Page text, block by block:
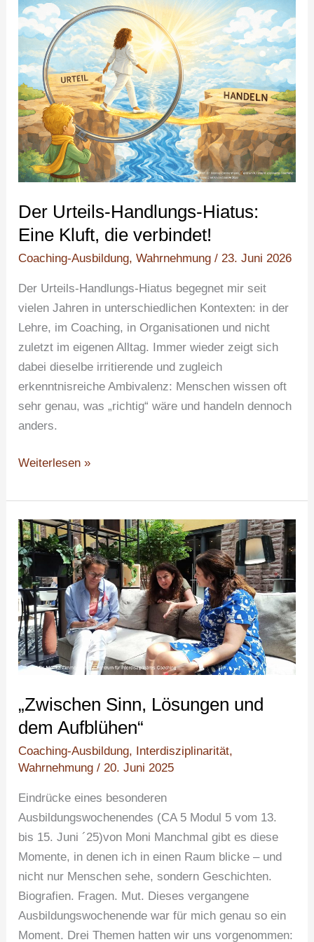
Der Urteils-Handlungs-Hiatus:
Eine Kluft, die verbindet!
Coaching-Ausbildung,Wahrnehmung / 23. Juni 2026
Der Urteils-Handlungs-Hiatus begegnet mir seit
vielen Jahren in unterschiedlichen Kontexten: in der
Lehre, im Coaching, in Organisationen und nicht
zuletzt im eigenen Alltag. Immer wieder zeigt sich
dabei dieselbe irritierende und zugleich
erkenntnisreiche Ambivalenz: Menschen wissen oft
sehr genau, was „richtig“ wäre und handeln dennoch
anders.
Der
Urteils-
Handlungs-
Hiatus:
Eine
Kluft,
die
verbindet!
Weiterlesen »
„Zwischen Sinn, Lösungen und
dem Aufblühen“
Coaching-Ausbildung, Interdisziplinarität,
Wahrnehmung /20. Juni 2025
Eindrücke eines besonderen
Ausbildungswochenendes (CA 5 Modul 5 vom 13.
bis 15. Juni ´25)von Moni Manchmal gibt es diese
Momente, in denen ich in einen Raum blicke – und
nicht nur Menschen sehe, sondern Geschichten.
Biografien. Fragen. Mut. Dieses vergangene
Ausbildungswochenende war für mich genau so ein
Moment. Drei Themen hatten wir uns vorgenommen:
„Zwischen
Sinn,
Lösungen
und
dem
Aufblühen“